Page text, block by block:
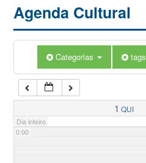
Agenda Cultural
Categorias tags
1 QUI
Dia inteiro
0:00